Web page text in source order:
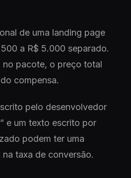
de uma landing page
a R$ 5.000 separado.
no pacote, o preço total
compensa.
pelo desenvolvedor
e um texto escrito por
podem ter uma
taxa de conversão.